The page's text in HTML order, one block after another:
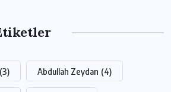
(3) Abdullah Zeydan (4)